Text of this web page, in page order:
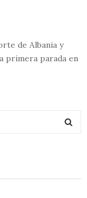
de Albania y
primera parada en